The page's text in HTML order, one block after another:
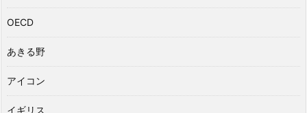
OECD
あきる野
アイコン
イギリス